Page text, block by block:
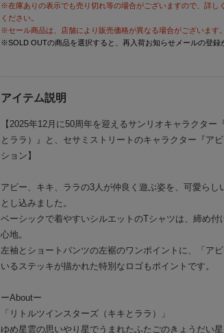
※在庫ありの表示でも売り切れ等の場合がございますので、詳し
ください。
※セール商品は、店舗により販売価格が異なる場合がございます。
※SOLD OUTの商品を選択すると、再入荷お知らせメールの登録
アイテム説明
【2025年12月に50周年を迎えるサンリオキャラクター
とララ）』と、セサミストリートのキャラクター『ア
ション】
アビー、キキ、ララの3人が仲良く遊ぶ姿を、可愛らし
とし込みました。
ベーシックで着やすいシルエットのTシャツは、締め
心地。
左袖とショートパンツの左裾のワンポイントに、「ア
いるステッキが描かれた特別なロゴもポイントです。
ーAboutー
「リトルツインスターズ（キキとララ）」
ゆめ星雲の思いやり星でうまれたふたごのきょうだい